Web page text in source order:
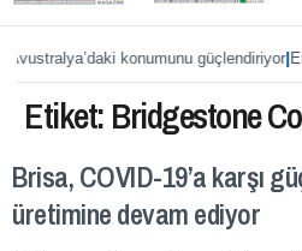
konumunu güçlendiriyor|
Etiket: Bridgestone
Brisa, COVID-19’a karşı
üretimine devam ediyor